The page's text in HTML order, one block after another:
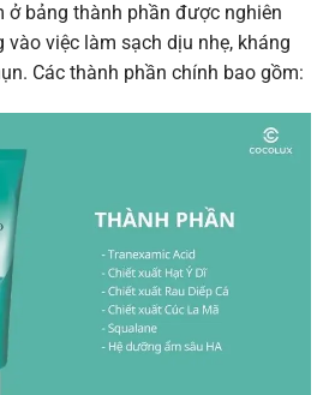
ở bảng thành phần được nghiên
việc làm sạch dịu nhẹ, kháng
Các thành phần chính bao gồm: